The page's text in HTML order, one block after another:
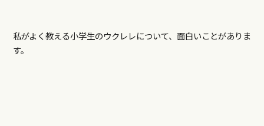
私がよく教える小学生のウクレレについて、面白いことがありま
す。